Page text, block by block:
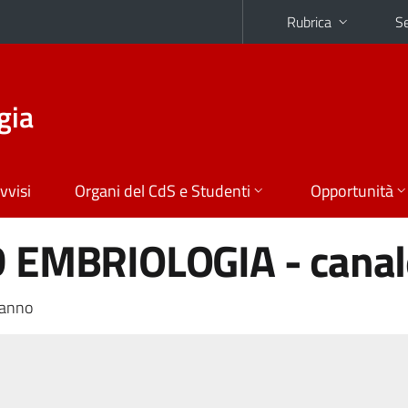
Rubrica
Organi del CdS e Studenti Opportunità
EMBRIOLOGIA -